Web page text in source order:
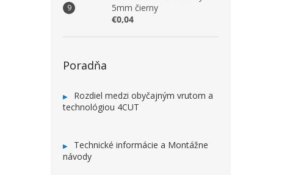
5mm čierny
€0,04
Poradňa
Rozdiel medzi obyčajným vrutom a
technológiou 4CUT
Technické informácie a Montážne
návody